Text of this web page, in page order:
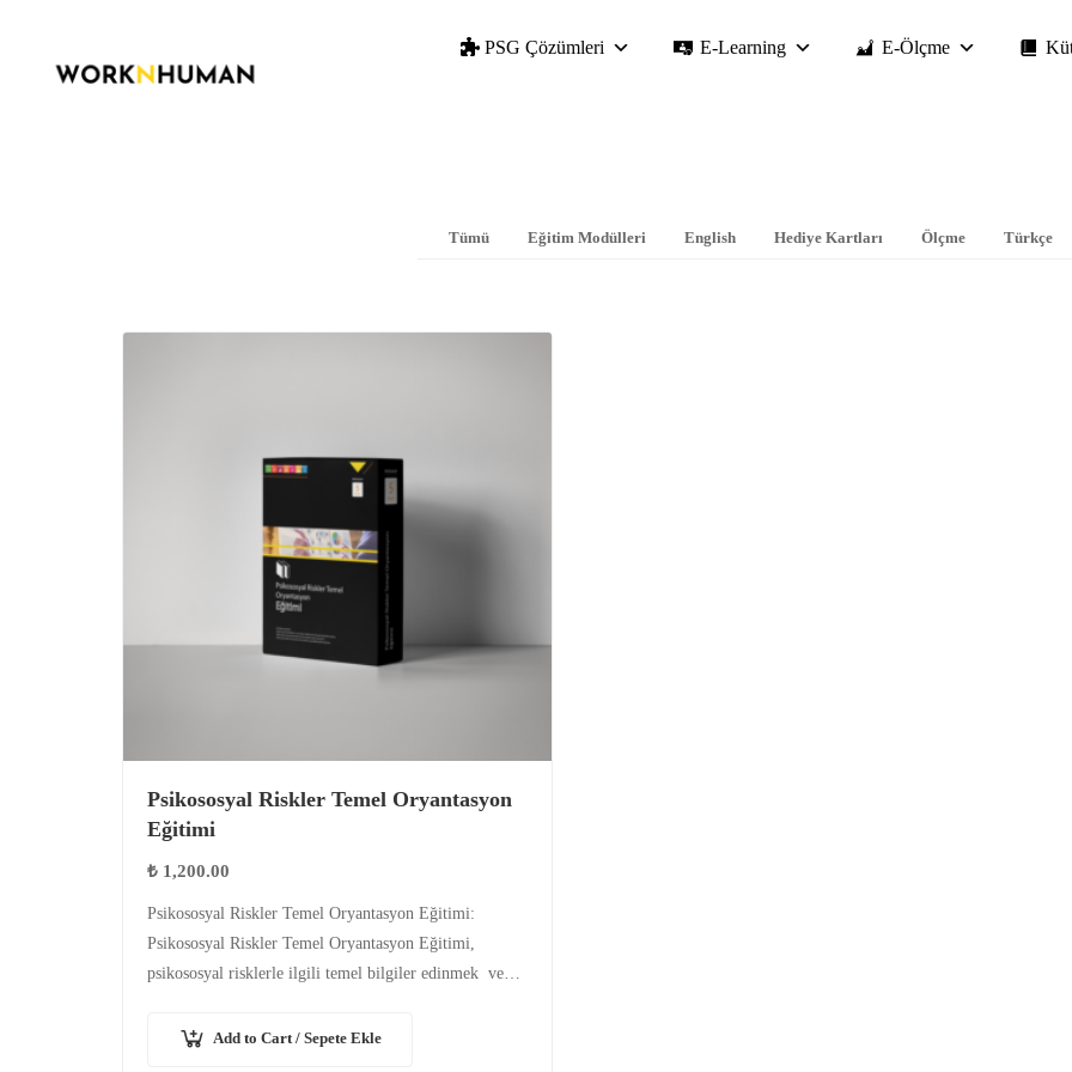
PSG Çözümleri E-Learning E-Ölçme
Tümü Eğitim Modülleri English Hediye Kartları Ölçme Türkçe
Psikososyal Riskler Temel Oryantasyon
Eğitimi
₺ 1,200.00
Psikososyal Riskler Temel Oryantasyon Eğitimi:
Psikososyal Riskler Temel Oryantasyon Eğitimi,
psikososyal risklerle ilgili temel bilgiler edinmek ve
oluşturmak amacıyla hazırlanmıştır. Eğitime
Add to Cart / Sepete Ekle